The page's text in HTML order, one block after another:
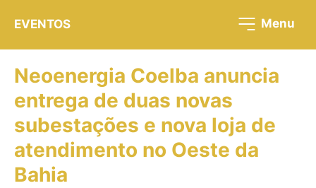
EVENTOS Menu
Neoenergia Coelba anuncia
entrega de duas novas
subestações e nova loja de
atendimento no Oeste da
Bahia